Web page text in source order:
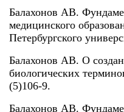
Балахонов АВ.
медицинского
Петербургского
Балахонов АВ. О
биологических
(5)106-9.
Балахонов АВ.